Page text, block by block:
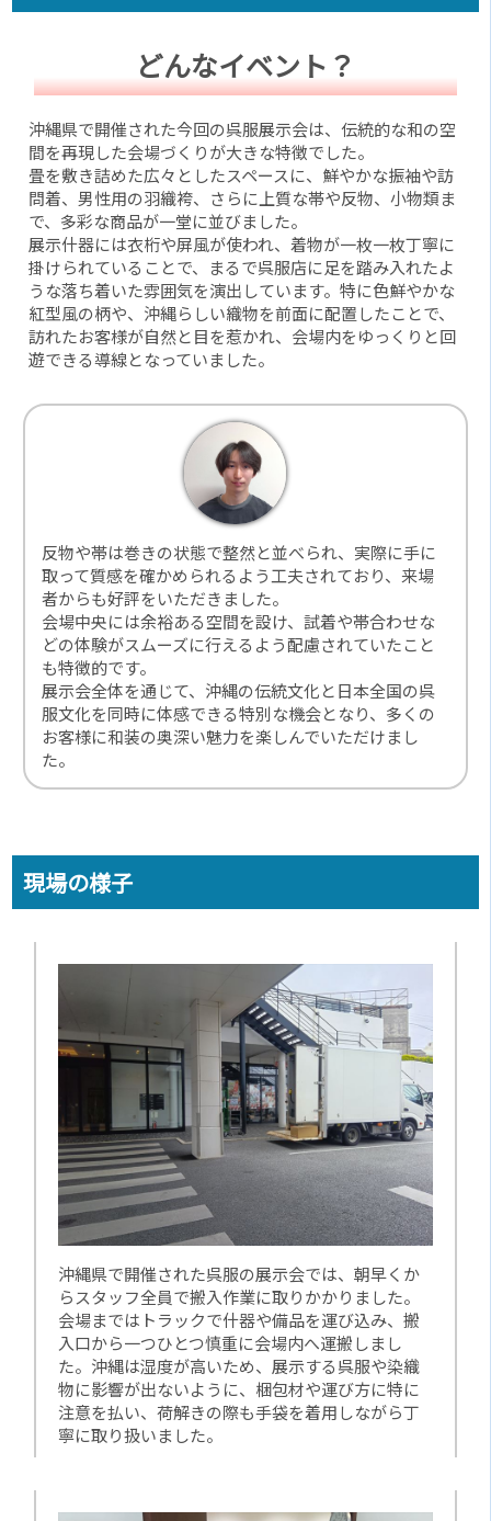
どんなイベント？
沖縄県で開催された今回の呉服展示会は、伝統的な和の空
間を再現した会場づくりが大きな特徴でした。
畳を敷き詰めた広々としたスペースに、鮮やかな振袖や訪
問着、男性用の羽織袴、さらに上質な帯や反物、小物類ま
で、多彩な商品が一堂に並びました。
展示什器には衣桁や屏風が使われ、着物が一枚一枚丁寧に
掛けられていることで、まるで呉服店に足を踏み入れたよ
うな落ち着いた雰囲気を演出しています。特に色鮮やかな
紅型風の柄や、沖縄らしい織物を前面に配置したことで、
訪れたお客様が自然と目を惹かれ、会場内をゆっくりと回
遊できる導線となっていました。
反物や帯は巻きの状態で整然と並べられ、実際に手に
取って質感を確かめられるよう工夫されており、来場
者からも好評をいただきました。
会場中央には余裕ある空間を設け、試着や帯合わせな
どの体験がスムーズに行えるよう配慮されていたこと
も特徴的です。
展示会全体を通じて、沖縄の伝統文化と日本全国の呉
服文化を同時に体感できる特別な機会となり、多くの
お客様に和装の奥深い魅力を楽しんでいただけまし
た。
現場の様子
沖縄県で開催された呉服の展示会では、朝早くか
らスタッフ全員で搬入作業に取りかかりました。
会場まではトラックで什器や備品を運び込み、搬
入口から一つひとつ慎重に会場内へ運搬しまし
た。沖縄は湿度が高いため、展示する呉服や染織
物に影響が出ないように、梱包材や運び方に特に
注意を払い、荷解きの際も手袋を着用しながら丁
寧に取り扱いました。